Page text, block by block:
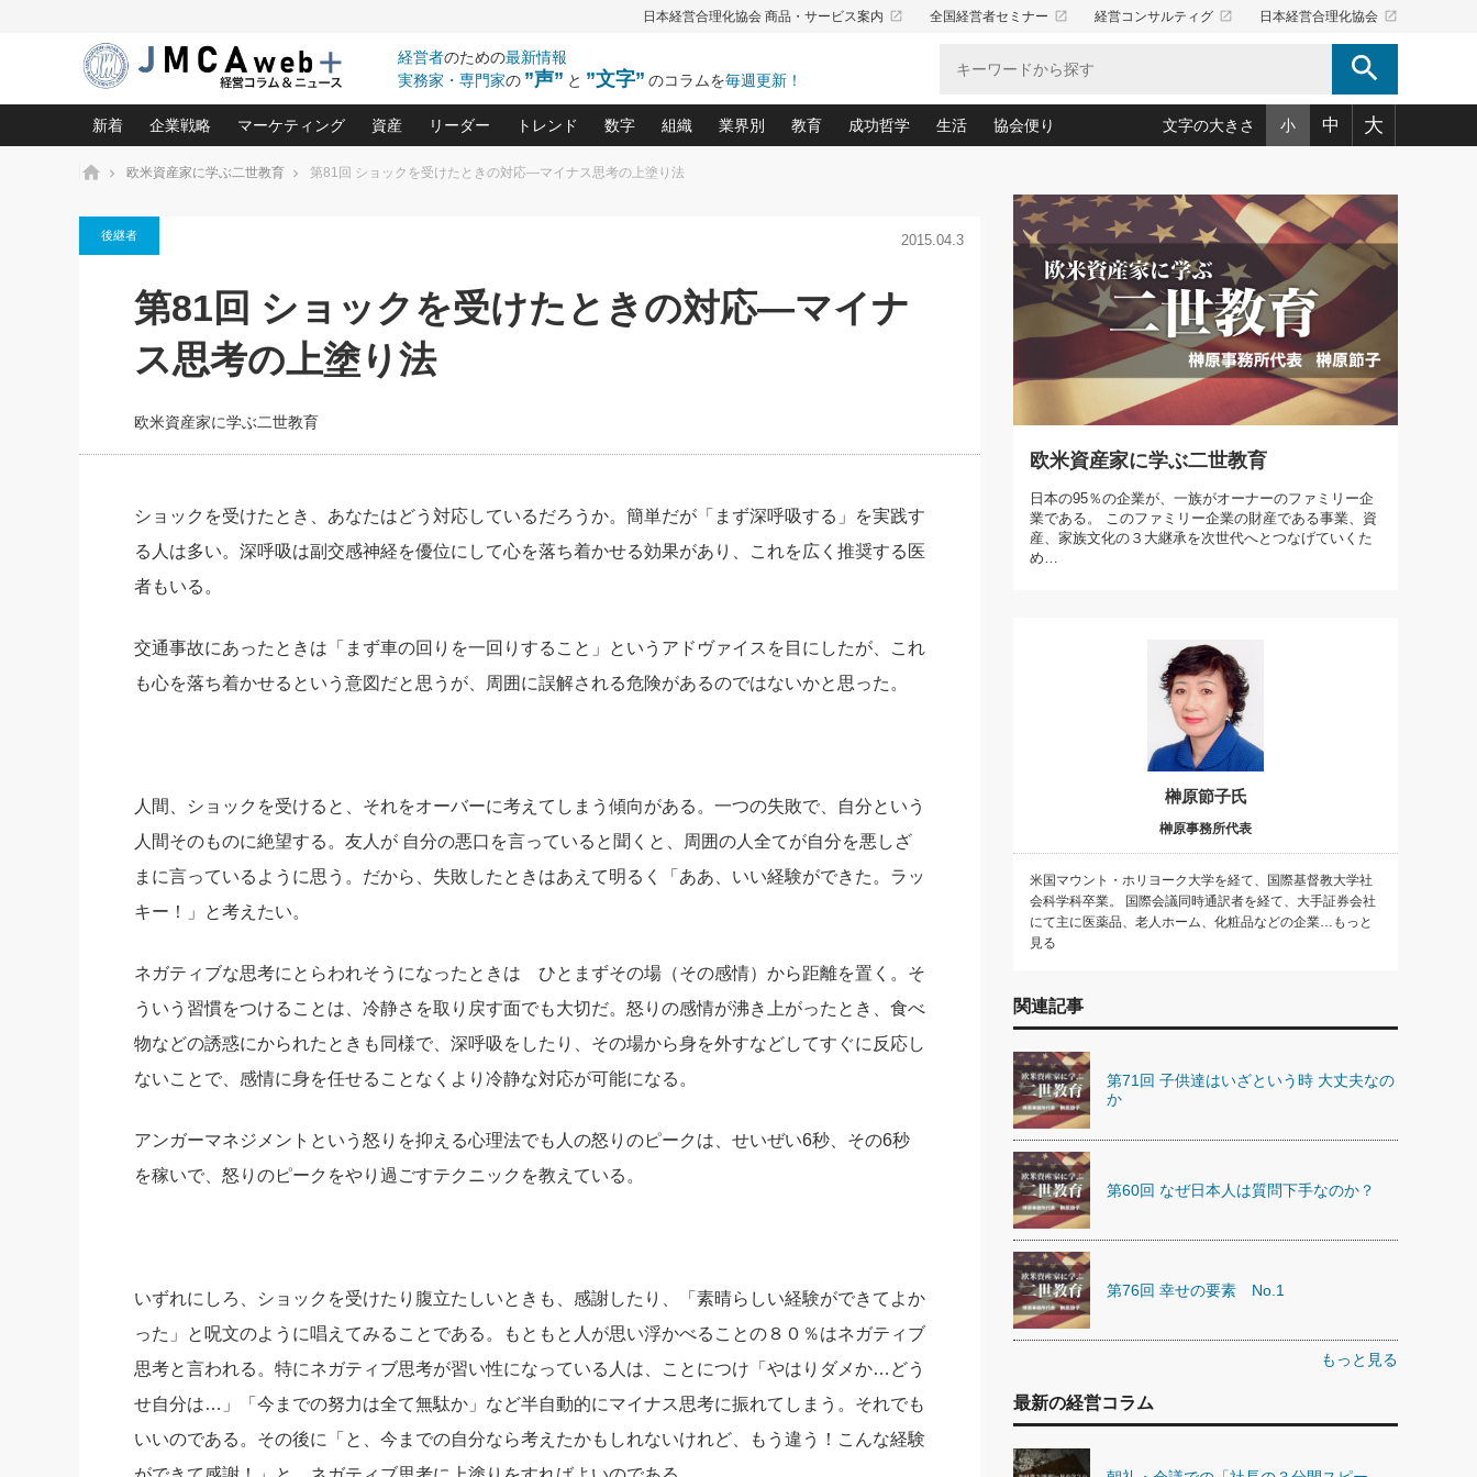
日本経営合理化協会 商品・サービス案内 launch 全国経営者セミナー launch 経営コンサルティグ launch 日本経営合理化協会 launch
経営者のための最新情報
実務家・専門家の ”声” と ”文字” のコラムを毎週更新！ search
新着
朝礼・会議での「社長の３分間
スピーチ」ネタ帳（2026年8月5
日号）
2026.08.5
第109話 伝統的産品を21世紀
に生かし切る！
2026.08.5 2026.08.5 2026.08.4
【追悼】鈴木敏文氏 言葉で伝
える経営（ジャーナリスト 勝
もっとみる
企業戦略
中小企業の「１位づくり」戦略(96)
利益を最大化する「業務改善」横田尚哉氏(5)
強い会社を築く ビジネス・クリニック(240)
日本レーザー「人を大切にしながら利益を上げる経営」の極意
(3)
武器としてのM&A入門(3)
社長のための“儲かる通販”戦略視点(151)
継続経営 百話百行(85)
マーケティング
ロングセラーの玉手箱(9)
大復活＆快進撃！ユニバーサルスタジオジャパンの成功要因と
は(5)
資産
中国経済の最新動向(204)
事業承継の前に、決めておきたい、知っておきたい、やってお
きたいコト(12)
会社と社長のための資産管理講座(95)
リーダー
ピョートル・F・グジバチの『経営戦略の新常識』(12)
次もあなたにお願いしたいと思われる「一流の仕事術」(28)
社長の右腕をつくる 人と組織を動かす(200)
酒井英之の社長のビジョン実現道場(10)
トレンド
北村森の「今月のヒット商品」(109)
数字
おカネが残る決算書にするために、やっておきたいこと(34)
会社を守り抜くための緊急対策(100)
強い決算書の会社はココが違う！(36)
銀行交渉はこうしなさい！(12)
組織
職場の生産性を下げるハラスメントの予防策(10)
賃金決定の定石(68)
業界別
大久保一彦の“流行る”お店の仕組みづくり(210)
柿内幸夫─社長のための現場改善(174)
教育
あなただからお願いしたいと思われる 気配りの達人(127)
クレーム対応 実践マニュアル(92)
クレーム対応の新知識と新常識(57)
デキル社員に育てる！ 社員教育の決め手(203)
社長のための“全員営業”(30)
行動科学マネジメント(5)
成功哲学
中国哲学に学ぶ 不況は会社守成の好機(38)
令和時代の「社長の人間力の磨き方」(86)
先人の名句名言の教え 東洋思想に学ぶ経営学(132)
渡部昇一の「日本の指導者たち」(32)
生活
おのころ心平の ──社長のための「か・ら・だマネジメント」
(50)
デジタルＡＶを味方に！新・仕事術(180)
リーダー脳の鍛え方(32)
ワインを楽しむ基礎レッスン(12)
必読！社長が読むべき今月の4冊(88)
眼と耳で楽しむ読書術(162)
社長の「氣」(30)
米国スポーツ・ビジネスに学ぶ心理学(98)
高橋一喜の『これぞ！"本物の温泉"』(157)
協会便り
「愛読者通信」著者インタビュー(44)
ビジネス見聞録 経営ニュース(100)
作間信司の経営無形庵(けいえいむぎょうあん)(166)
経営セミナー情報局(1)
繁栄への着眼点 牟田太陽(76)
講話を聞いて学ぼう 実学・耳学・磨く「ミミガク」のすすめ
文字の大きさ 小 中 大
ホーム 欧米資産家に学ぶ二世教育 第81回 ショックを受けたときの対応―マイナス思考の上塗り法
後継者 2015.04.3
第81回 ショックを受けたときの対応―マイナ
ス思考の上塗り法
欧米資産家に学ぶ二世教育
ショックを受けたとき、あなたはどう対応しているだろうか。簡単だが「まず深呼吸する」を実践す
る人は多い。深呼吸は副交感神経を優位にして心を落ち着かせる効果があり、これを広く推奨する医
者もいる。
交通事故にあったときは「まず車の回りを一回りすること」というアドヴァイスを目にしたが、これ
も心を落ち着かせるという意図だと思うが、周囲に誤解される危険があるのではないかと思った。
人間、ショックを受けると、それをオーバーに考えてしまう傾向がある。一つの失敗で、自分という
人間そのものに絶望する。友人が 自分の悪口を言っていると聞くと、周囲の人全てが自分を悪しざ
まに言っているように思う。だから、失敗したときはあえて明るく「ああ、いい経験ができた。ラッ
キー！」と考えたい。
ネガティブな思考にとらわれそうになったときは ひとまずその場（その感情）から距離を置く。そ
ういう習慣をつけることは、冷静さを取り戻す面でも大切だ。怒りの感情が沸き上がったとき、食べ
物などの誘惑にかられたときも同様で、深呼吸をしたり、その場から身を外すなどしてすぐに反応し
ないことで、感情に身を任せることなくより冷静な対応が可能になる。
アンガーマネジメントという怒りを抑える心理法でも人の怒りのピークは、せいぜい6秒、その6秒
を稼いで、怒りのピークをやり過ごすテクニックを教えている。
いずれにしろ、ショックを受けたり腹立たしいときも、感謝したり、「素晴らしい経験ができてよか
った」と呪文のように唱えてみることである。もともと人が思い浮かべることの８０％はネガティブ
思考と言われる。特にネガティブ思考が習い性になっている人は、ことにつけ「やはりダメか…どう
せ自分は…」「今までの努力は全て無駄か」など半自動的にマイナス思考に振れてしまう。それでも
いいのである。その後に「と、今までの自分なら考えたかもしれないけれど、もう違う！こんな経験
欧米資産家に学ぶ二世教育
日本の95％の企業が、一族がオーナーのファミリー企
業である。 このファミリー企業の財産である事業、資
産、家族文化の３大継承を次世代へとつなげていくた
め…
榊原節子氏
榊原事務所代表
米国マウント・ホリヨーク大学を経て、国際基督教大学社
会科学科卒業。 国際会議同時通訳者を経て、大手証券会社
にて主に医薬品、老人ホーム、化粧品などの企業…もっと
見る
関連記事
第71回 子供達はいざという時 大丈夫なの
か
第60回 なぜ日本人は質問下手なのか？
第76回 幸せの要素 No.1
もっと見る
最新の経営コラム